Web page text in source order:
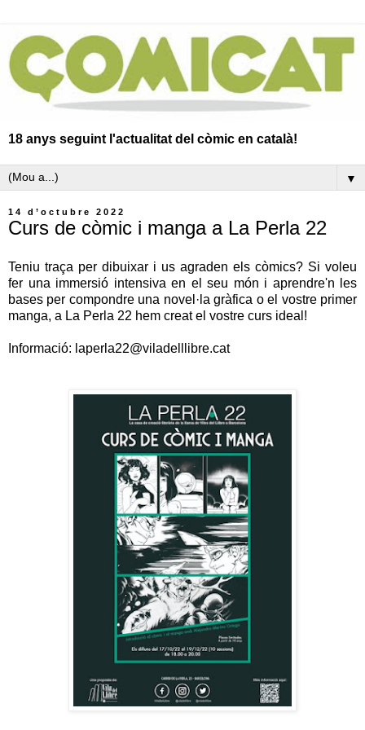
18 anys seguint l'actualitat del còmic en català!
▼
14 d’octubre 2022
Curs de còmic i manga a La Perla 22
Teniu traça per dibuixar i us agraden els còmics? Si voleu
fer una immersió intensiva en el seu món i aprendre'n les
bases per compondre una novel·la gràfica o el vostre primer
manga, a La Perla 22 hem creat el vostre curs ideal!
Informació: laperla22@viladelllibre.cat